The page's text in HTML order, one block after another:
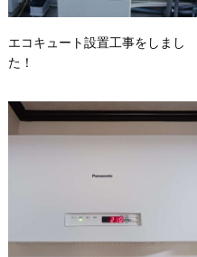
エコキュート設置工事をしまし
た！